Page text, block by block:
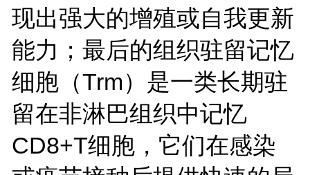
现出强大的增殖或自我更新
能力；最后的组织驻留记忆
细胞（Trm）是一类长期驻
留在非淋巴组织中记忆
CD8+T细胞，它们在感染